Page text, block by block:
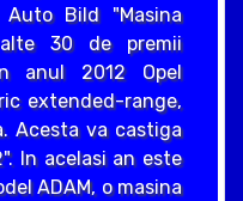
Bild "Masina
30 de premii
anul 2012 Opel
extended-range,
Acesta va castiga
In acelasi an este
ADAM, o masina